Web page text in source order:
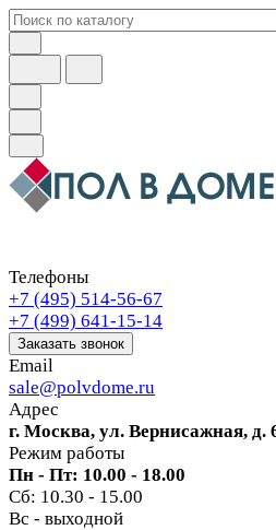
Телефоны
+7 (495) 514-56-67
+7 (499) 641-15-14
Заказать звонок
Email
sale@polvdome.ru
Адрес
г. Москва, ул. Вернисажная, д.
Режим работы
Пн - Пт: 10.00 - 18.00
Сб: 10.30 - 15.00
Вс - выходной